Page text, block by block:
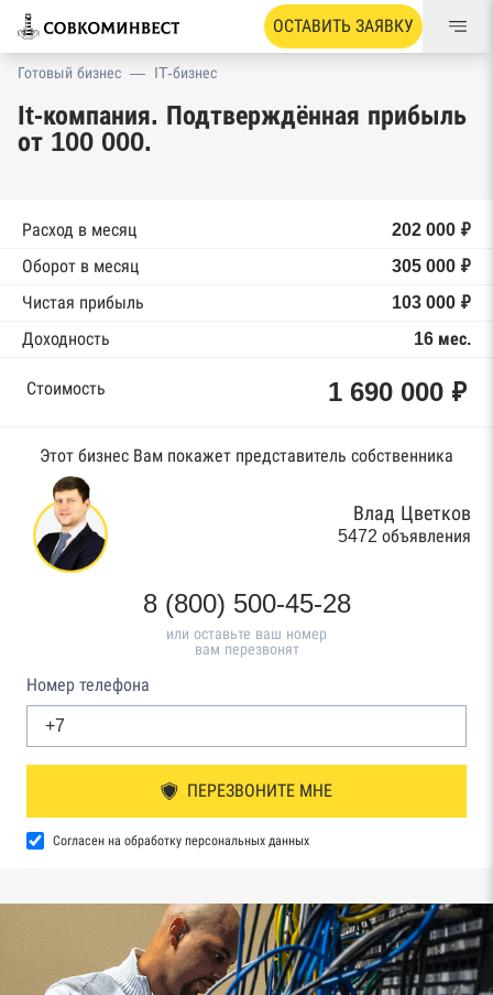
ОСТАВИТЬ ЗАЯВКУ
Готовый бизнес — IT-бизнес
It-компания. Подтверждённая прибыль
от 100 000.
Расход в месяц
202 000 ₽
Оборот в месяц
305 000 ₽
Чистая прибыль
103 000 ₽
Доходность
16 мес.
Стоимость 1 690 000 ₽
Этот бизнес Вам покажет представитель собственника
Влад Цветков
5472 объявления
8 (800) 500-45-28
или оставьте ваш номер
вам перезвонят
Номер телефона
ПЕРЕЗВОНИТЕ МНЕ
Согласен на обработку персональных данных